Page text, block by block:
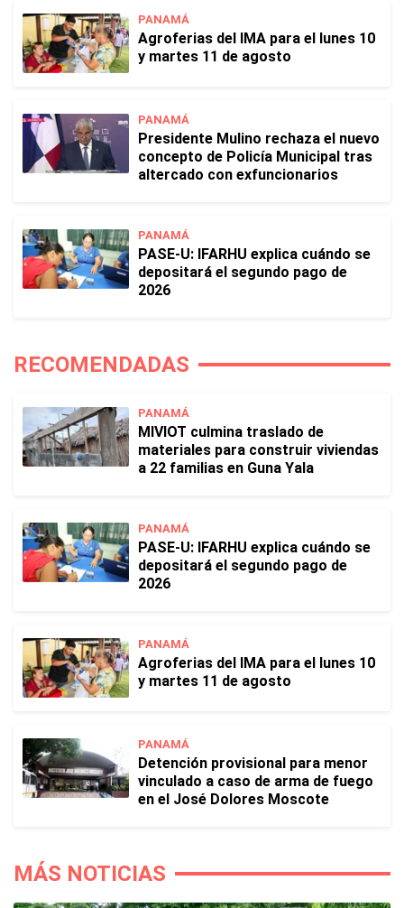
PANAMÁ
Agroferias del IMA para el lunes 10
y martes 11 de agosto
PANAMÁ
Presidente Mulino rechaza el nuevo
concepto de Policía Municipal tras
altercado con exfuncionarios
PANAMÁ
PASE-U: IFARHU explica cuándo se
depositará el segundo pago de
2026
RECOMENDADAS
PANAMÁ
MIVIOT culmina traslado de
materiales para construir viviendas
a 22 familias en Guna Yala
PANAMÁ
PASE-U: IFARHU explica cuándo se
depositará el segundo pago de
2026
PANAMÁ
Agroferias del IMA para el lunes 10
y martes 11 de agosto
PANAMÁ
Detención provisional para menor
vinculado a caso de arma de fuego
en el José Dolores Moscote
MÁS NOTICIAS